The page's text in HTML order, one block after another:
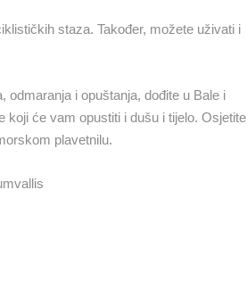
staza. Također, možete uživati i
odmaranja i opuštanja, dođite u Bale i
će vam opustiti i dušu i tijelo. Osjetite
plavetnilu.